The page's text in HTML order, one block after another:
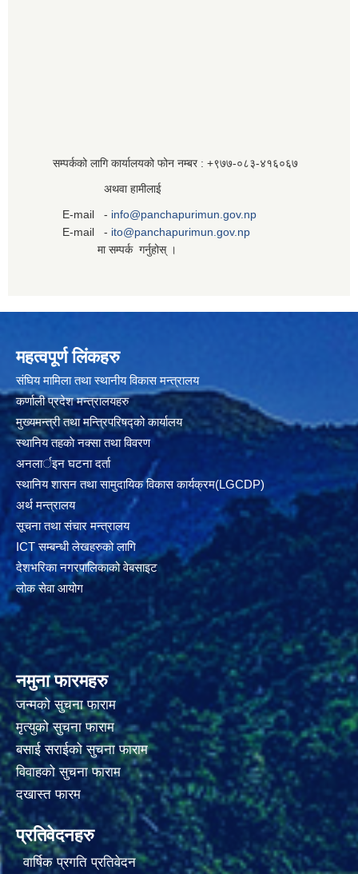
सम्पर्कको लागि कार्यालयको फोन नम्बर : +९७७-०८३‍-४१६०६७
अथवा हामीलाई
E-mail - info@panchapurimun.gov.np
E-mail - ito@panchapurimun.gov.np
मा सम्पर्क गर्नुहोस् ।
महत्वपूर्ण लिंकहरु
संघिय मामिला तथा स्थानीय विकास मन्त्रालय
कर्णाली प्रदेश मन्त्रालयहरु
मुख्यमन्त्री तथा मन्त्रिपरिषद्को कार्यालय
स्थानिय तहकाे नक्सा तथा विवरण
अनलार्इन घटना दर्ता
स्थानिय शासन तथा सामुदायिक विकास कार्यक्रम(LGCDP)
अर्थ मन्त्रालय
सूचना तथा संचार मन्त्रालय
ICT सम्बन्धी लेखहरुको लागि
देशभरिका नगरपालिकाको वेबसाइट
लोक सेवा आयोग
नमुना फारमहरु
जन्मको सुचना फाराम
मृत्युको सुचना फाराम
बसाई सराईको सुचना फाराम
विवाहको सुचना फाराम
दखास्त फारम
प्रतिवेदनहरु
वार्षिक प्रगति प्रतिवेदन